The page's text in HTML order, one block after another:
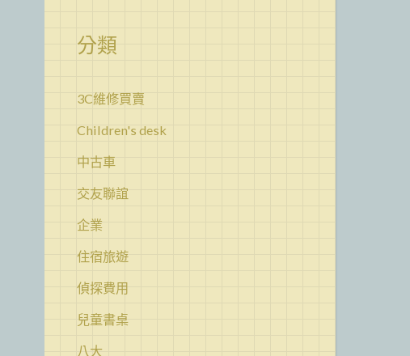
分類
3C維修買賣
Children's desk
中古車
交友聯誼
企業
住宿旅遊
偵探費用
兒童書桌
八大